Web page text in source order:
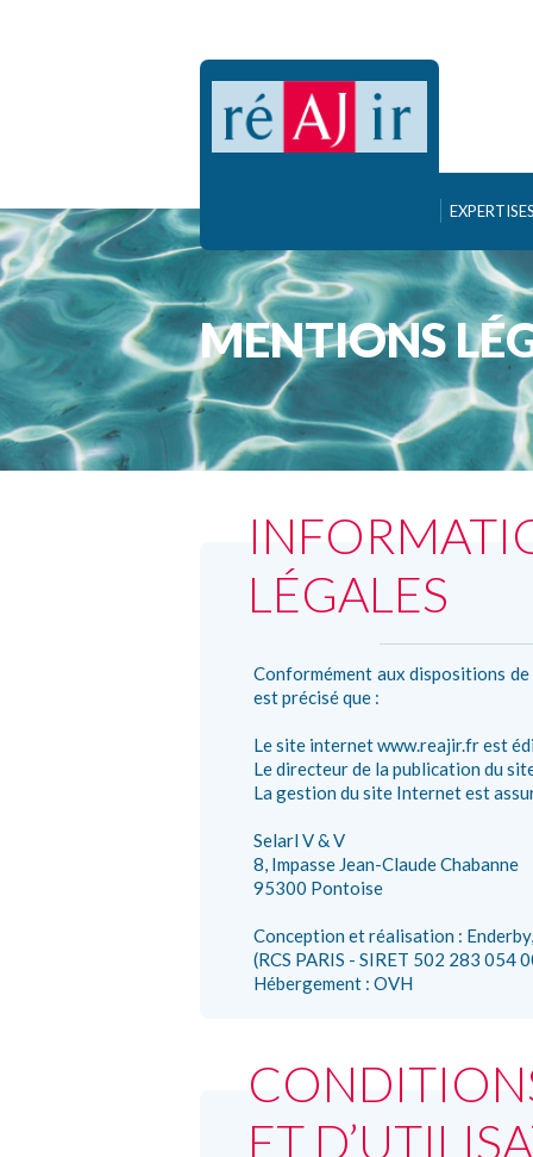
MENTIONS
LÉGALES
Conformément aux dispositions
est précisé que :
Le site internet www.reajir.fr est
Le directeur de la publication du
La gestion du site Internet est
Selarl V & V
8, Impasse Jean-Claude Chabanne
95300 Pontoise
Conception et réalisation :
(RCS PARIS - SIRET 502 283 054
Hébergement : OVH
ET